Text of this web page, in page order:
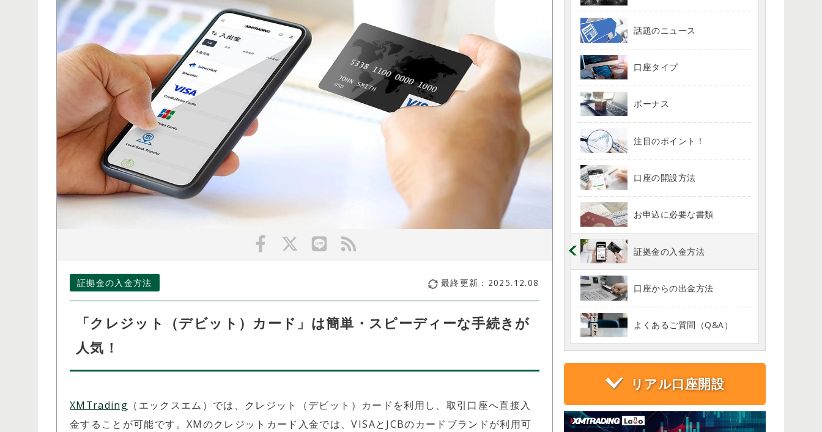
証拠金の入金方法 最終更新： 2025.12.08
「クレジット（デビット）カード」は簡単・スピーディーな手続きが
人気！
XMTrading （エックスエム）では、クレジット（デビット）カードを利用し、取引口座へ直接入
金することが可能です。XMのクレジットカード入金では、VISAとJCBのカードブランドが利用可
話題のニュース
口座タイプ
ボーナス
注目のポイント！
口座の開設方法
お申込に必要な書類
証拠金の入金方法
口座からの出金方法
よくあるご質問（Q&A）
リアル口座開設